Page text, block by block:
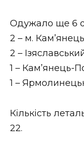
Одужало ще 6
2 – м.
2 –
1 – Кам’янець-
1 –
Кількість
22.